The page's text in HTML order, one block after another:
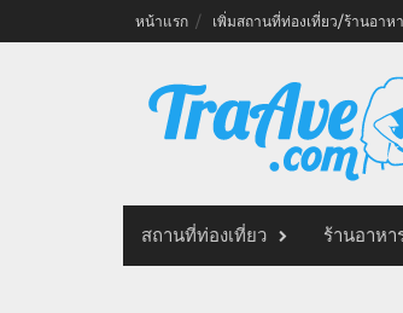
to
หน้าแรก เพิ่มสถานที่ท่องเที่ยว/ร้านอาห
สถานที่ท่องเที่ยว ร้านอาหา